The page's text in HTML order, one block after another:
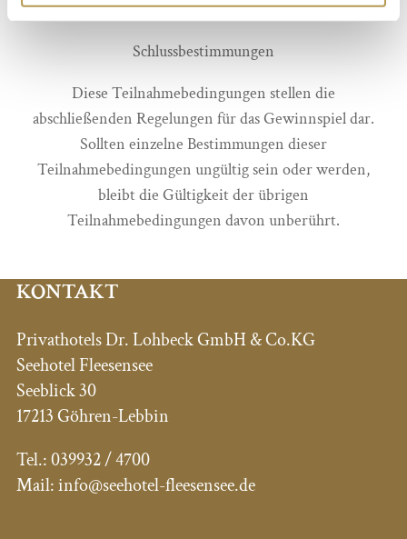
Teilnehmer diese Teilnahmebedingungen.
Schlussbestimmungen
Diese Teilnahmebedingungen stellen die
abschließenden Regelungen für das Gewinnspiel dar.
Sollten einzelne Bestimmungen dieser
Teilnahmebedingungen ungültig sein oder werden,
bleibt die Gültigkeit der übrigen
Teilnahmebedingungen davon unberührt.
KONTAKT
Privathotels Dr. Lohbeck GmbH & Co.KG
Seehotel Fleesensee
Seeblick 30
17213 Göhren-Lebbin
Tel.:039932 / 4700
Mail:info@seehotel-fleesensee.de